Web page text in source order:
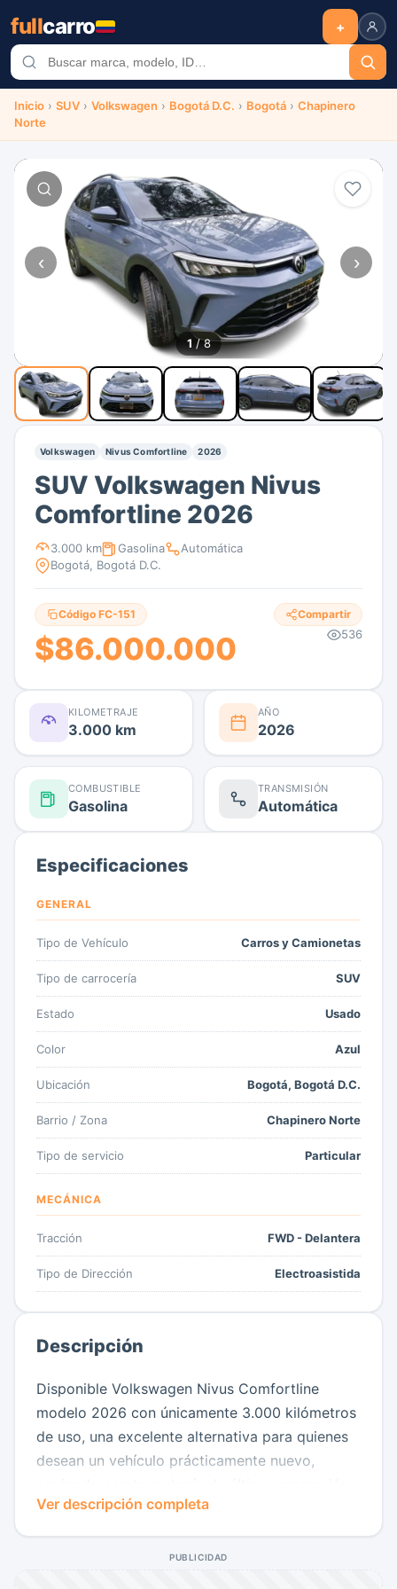
fullcarro +
Inicio › SUV › Volkswagen › Bogotá D.C. › Bogotá › Chapinero
Norte
‹ ›
1 / 8
Volkswagen Nivus Comfortline 2026
SUV Volkswagen Nivus
Comfortline 2026
3.000 km Gasolina
Automática
Bogotá, Bogotá D.C.
Código FC-151
$86.000.000
Compartir
536
KILOMETRAJE
3.000 km
AÑO
2026
COMBUSTIBLE
Gasolina
TRANSMISIÓN
Automática
Especificaciones
GENERAL
Tipo de Vehículo Carros y Camionetas
Tipo de carrocería SUV
Estado Usado
Color Azul
Ubicación Bogotá, Bogotá D.C.
Barrio / Zona Chapinero Norte
Tipo de servicio Particular
MECÁNICA
Tracción FWD - Delantera
Tipo de Dirección Electroasistida
Descripción
Disponible Volkswagen Nivus Comfortline
modelo 2026 con únicamente 3.000 kilómetros
de uso, una excelente alternativa para quienes
desean un vehículo prácticamente nuevo,
y el respaldo de una marca reconocida por su
calidad y confiabilidad.
Ver descripción completa
PUBLICIDAD